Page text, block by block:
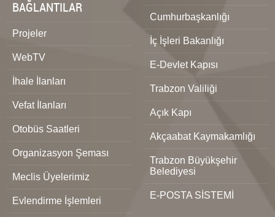
BAĞLANTILAR
Projeler
WebTV
İhale İlanları
Vefat İlanları
Otobüs Saatleri
Organizasyon Şeması
Meclis Üyelerimiz
Evlendirme İşlemleri
Cumhurbaşkanlığı
İç İşleri Bakanlığı
E-Devlet Kapısı
Trabzon Valiliği
Açık Kapı
Akçaabat Kaymakamlığı
Trabzon Büyükşehir
Belediyesi
E-POSTA SİSTEMİ